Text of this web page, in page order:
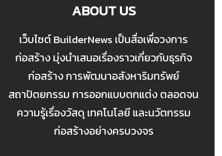
ABOUT US
เว็บไซต์ BuilderNews เป็นสื่อเพื่อวงการ
ก่อสร้าง มุ่งนำเสนอเรื่องราวเกี่ยวกับธุรกิจ
ก่อสร้าง การพัฒนาอสังหาริมทรัพย์
สถาปัตยกรรม การออกแบบตกแต่ง ตลอดจน
ความรู้เรื่องวัสดุ เทคโนโลยี และนวัตกรรม
ก่อสร้างอย่างครบวงจร